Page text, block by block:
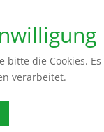
bitte die Cookies. Es
verarbeitet.